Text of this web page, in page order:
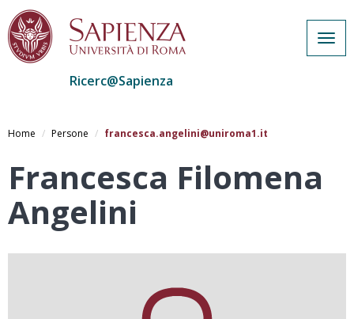
al
Ricerc@Sapienza
Home Persone francesca.angelini@uniroma1.it
Francesca Filomena
Angelini